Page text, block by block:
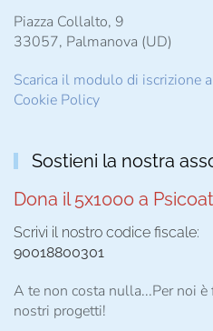
Piazza Collalto, 9
33057, Palmanova (UD)
Scarica il modulo di iscrizione
Cookie Policy
Sostieni la nostra
Dona il 5x1000 a
Scrivi il nostro codice fiscale:
90018800301
A te non costa nulla...Per noi
nostri progetti!